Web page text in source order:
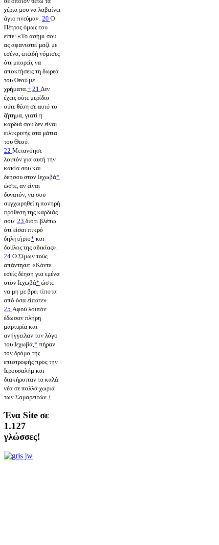
χέρια μου να λαβαίνει
άγιο πνεύμα». 20 Ο
Πέτρος όμως του
είπε: «Το ασήμι σου
ας αφανιστεί μαζί με
εσένα, επειδή νόμισες
ότι μπορείς να
αποκτήσεις τη δωρεά
του Θεού με
χρήματα. + 21 Δεν
έχεις ούτε μερίδιο
ούτε θέση σε αυτό το
ζήτημα, γιατί η
καρδιά σου δεν είναι
ειλικρινής στα μάτια
του Θεού.
22 Μετανόησε
λοιπόν για αυτή την
κακία σου και
δεήσου στον Ιεχωβά*
ώστε, αν είναι
δυνατόν, να σου
συγχωρηθεί η πονηρή
πρόθεση της καρδιάς
σου· 23 διότι βλέπω
ότι είσαι πικρό
δηλητήριο* και
δούλος της αδικίας».
24 Ο Σίμων τούς
απάντησε: «Κάντε
εσείς δέηση για εμένα
στον Ιεχωβά* ώστε
να μη με βρει τίποτα
από όσα είπατε».
25 Αφού λοιπόν
έδωσαν πλήρη
μαρτυρία και
ανήγγειλαν τον λόγο
του Ιεχωβά, * πήραν
τον δρόμο της
επιστροφής προς την
Ιερουσαλήμ και
διακήρυτταν τα καλά
νέα σε πολλά χωριά
των Σαμαρειτών. +
Ένα Site σε
1.127
γλώσσες!